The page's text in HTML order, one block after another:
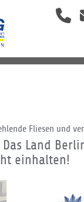
Fliesen und
Land
einhalten!